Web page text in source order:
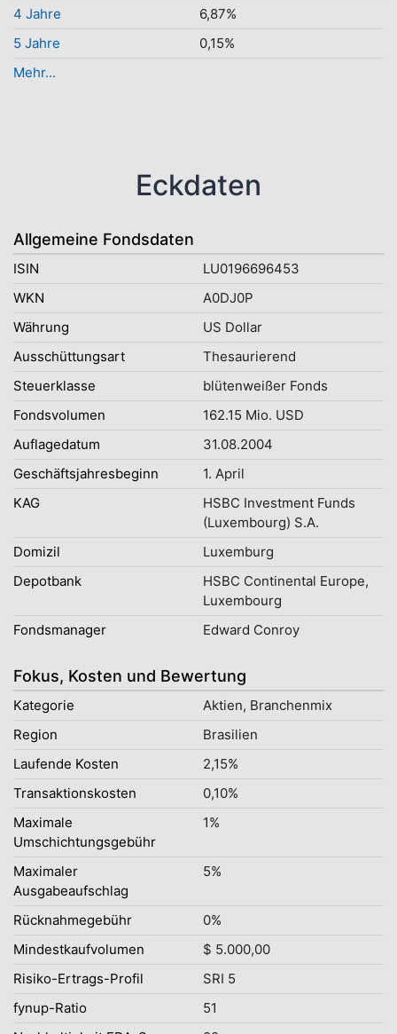
4 Jahre
6,87%
5 Jahre
0,15%
Mehr...
Eckdaten
Allgemeine Fondsdaten
ISIN
LU0196696453
WKN
A0DJ0P
Währung
US Dollar
Ausschüttungsart
Thesaurierend
Steuerklasse
blütenweißer Fonds
Fondsvolumen
162.15 Mio. USD
Auflagedatum
31.08.2004
Geschäftsjahresbeginn
1. April
KAG
HSBC Investment Funds
(Luxembourg) S.A.
Domizil
Luxemburg
Depotbank
HSBC Continental Europe,
Luxembourg
Fondsmanager
Edward Conroy
Fokus, Kosten und Bewertung
Kategorie
Aktien, Branchenmix
Region
Brasilien
Laufende Kosten
2,15%
Transaktionskosten
0,10%
Maximale
Umschichtungsgebühr
1%
Maximaler
Ausgabeaufschlag
5%
Rücknahmegebühr
0%
Mindestkaufvolumen
$ 5.000,00
Risiko-Ertrags-Profil
SRI 5
fynup-Ratio
51